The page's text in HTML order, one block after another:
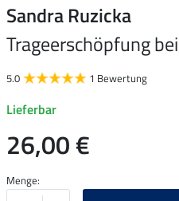
Sandra Ruzicka
Trageerschöpfung
5.0 1 Bewertung
Lieferbar
26,00 €
Menge: